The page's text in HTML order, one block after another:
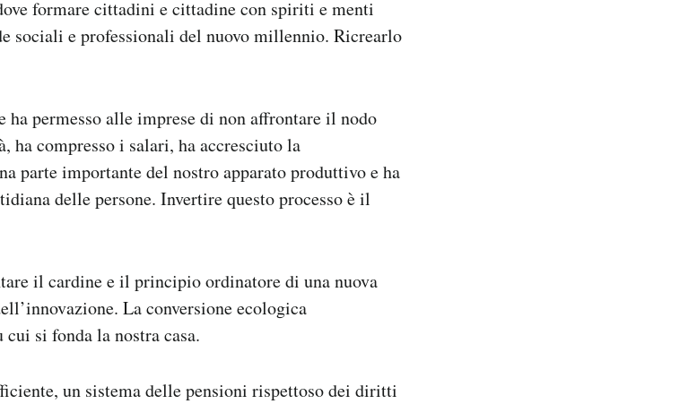
formare cittadini e cittadine con spiriti e menti
sociali e professionali del nuovo millennio. Ricrearlo
permesso alle imprese di non affrontare il nodo
ha compresso i salari, ha accresciuto la
parte importante del nostro apparato produttivo e ha
delle persone. Invertire questo processo è il
il cardine e il principio ordinatore di una nuova
La conversione ecologica
si fonda la nostra casa.
un sistema delle pensioni rispettoso dei diritti